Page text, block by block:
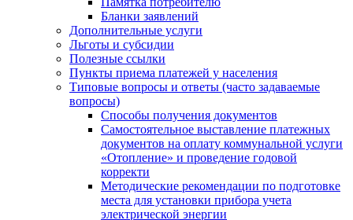
Бланки заявлений
Дополнительные услуги
Льготы и субсидии
Полезные ссылки
Пункты приема платежей у населения
Типовые вопросы и ответы (часто задаваемые
вопросы)
Способы получения документов
Самостоятельное выставление платежных
документов на оплату коммунальной услуги
«Отопление» и проведение годовой
корректи
Методические рекомендации по подготовке
места для установки прибора учета
электрической энергии